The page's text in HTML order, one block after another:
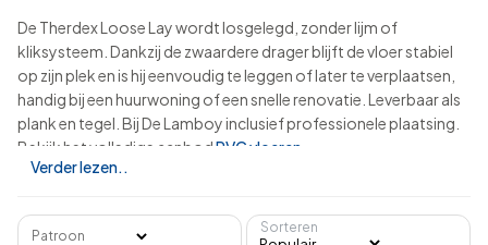
De Therdex Loose Lay wordt losgelegd, zonder lijm of
kliksysteem. Dankzij de zwaardere drager blijft de vloer stabiel
op zijn plek en is hij eenvoudig te leggen of later te verplaatsen,
handig bij een huurwoning of een snelle renovatie. Leverbaar als
plank en tegel. Bij De Lamboy inclusief professionele plaatsing.
Bekijk het volledige aanbodPVC vloeren
Verder lezen..
Patroon
Sorteren